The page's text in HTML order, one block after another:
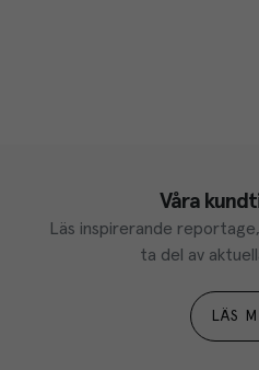
Våra
Läs inspirerande
ta del av
LÄS